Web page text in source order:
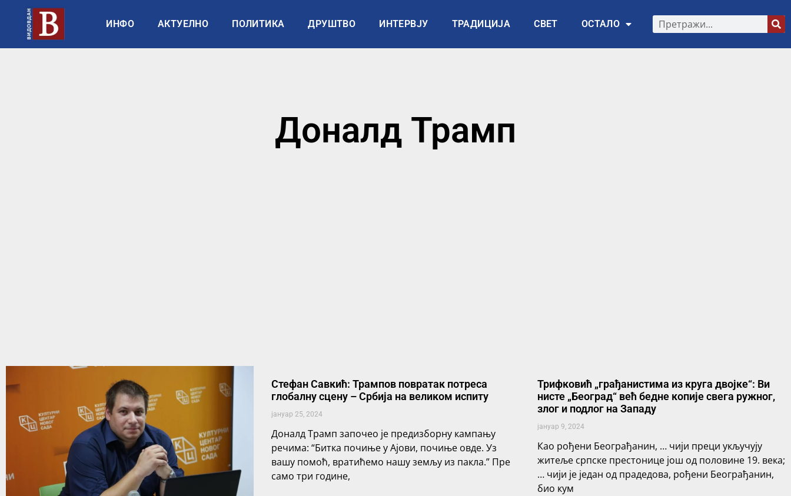
ИНФО АКТУЕЛНО ПОЛИТИКА ДРУШТВО ИНТЕРВЈУ ТРАДИЦИЈА СВЕТ ОСТАЛО
Доналд Трамп
Стефан Савкић: Трампов повратак потреса
глобалну сцену – Србија на великом испиту
јануар 25, 2024
Доналд Трамп започео је предизборну кампању
речима: “Битка почиње у Ајови, почиње овде. Уз
вашу помоћ, вратићемо нашу земљу из пакла.” Пре
само три године,
Трифковић „грађанистима из круга двојке“: Ви
нисте „Београд“ већ бедне копије свега ружног,
злог и подлог на Западу
јануар 9, 2024
Као рођени Београђанин, … чији преци укључују
житеље српске престонице још од половине 19. века;
… чији је један од прадедова, рођени Београђанин,
био кум